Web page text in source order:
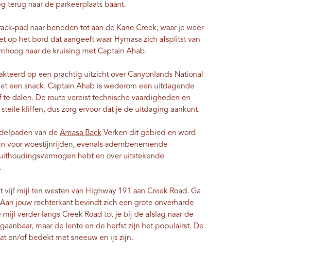
terug naar de parkeerplaats baant.
pad naar beneden tot aan de Kane Creek, waar je weer
op het bord dat aangeeft waar Hymasa zich afsplitst van
naar de kruising met Captain Ahab.
op een prachtig uitzicht over Canyonlands National
een snack. Captain Ahab is wederom een ​​uitdagende
dalen. De route vereist technische vaardigheden en
kliffen, dus zorg ervoor dat je de uitdaging aankunt.
van de Amasa BackVerken dit gebied en word
voor woestijnrijden, evenals adembenemende
hebt en over uitstekende
mijl ten westen van Highway 191 aan Creek Road. Ga
jouw rechterkant bevindt zich een grote onverharde
verder langs Creek Road tot je bij de afslag naar de
maar de lente en de herfst zijn het populairst. De
en/of bedekt met sneeuw en ijs zijn.